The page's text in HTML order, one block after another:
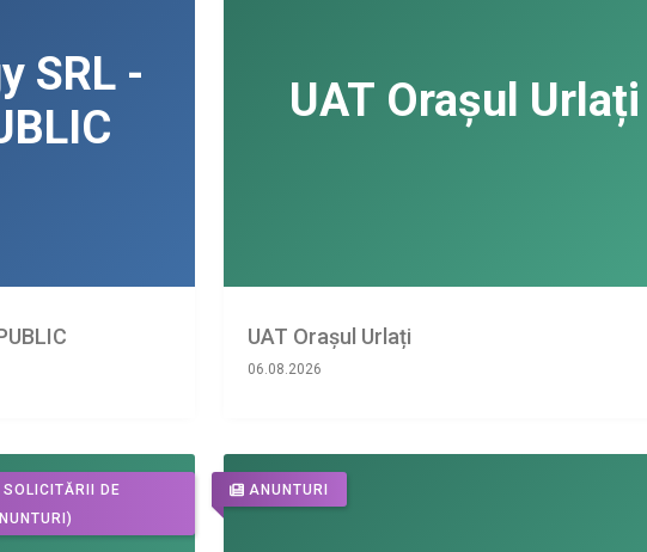
UAT Orașul Urlați
06.08.2026
DE
ANUNTURI